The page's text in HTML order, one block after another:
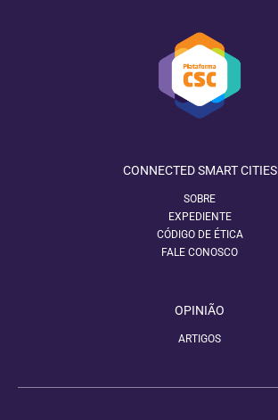
CONNECTED SMART CITIES
SOBRE
EXPEDIENTE
CÓDIGO DE ÉTICA
FALE CONOSCO
OPINIÃO
ARTIGOS